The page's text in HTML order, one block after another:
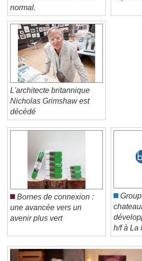
Video Player is loading.
Play Video
Play
Skip Backward
Skip
Unmute
Current Time0:00
/
Loaded:0%
Stream TypeLIVE
Seek to live, currently behind live
LOXONE. C'est tout à fait
normal.
L'architecte britannique
Nicholas Grimshaw est
décédé
Bornes de connexion :
une avancée vers un
h/f à La